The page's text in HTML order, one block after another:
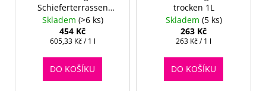
Schieferterrassen
Spätlese 2005 - Alte
Reben
Skladem (>6 ks)
454 Kč
Měrná
605,33 Kč / 1 l
DO KOŠÍKU
trocken 1L
Skladem (5 ks)
263 Kč
Měrná
263 Kč / 1 l
DO KOŠÍKU